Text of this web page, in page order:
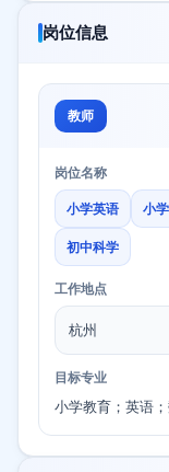
岗位信息
教师
岗位名称
小学英语 小
初中科学
工作地点
杭州
目标专业
小学教育；英语